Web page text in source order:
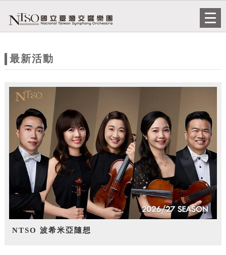
站
題
最新活動
NTSO 波希米亞隨想